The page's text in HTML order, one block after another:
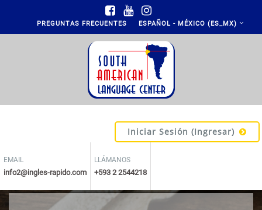
Saltar al contenido principal
PREGUNTAS FRECUENTES ESPAÑOL - MÉXICO ‎(ES_MX)‎
Iniciar Sesión (ingresar)
EMAIL
info2@ingles-rapido.com
LLÁMANOS
+593 2 2544218